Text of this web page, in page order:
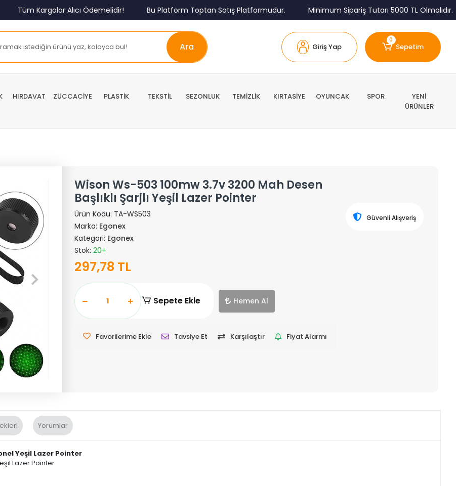
Tüm Kargolar Alıcı Ödemelidir! Bu Platform Toptan Satış Platformudur. Minimum Sipariş Tutarı 5000 TL Olmalıdır.
Ara Giriş Yap
0
Sepetim
HIRDAVAT ZÜCCACİYE PLASTİK TEKSTİL SEZONLUK TEMİZLİK KIRTASİYE OYUNCAK SPOR
YENİ
ÜRÜNLER
Wison Ws-503 100mw 3.7v 3200 Mah Desen
Başlıklı Şarjlı Yeşil Lazer Pointer
Ürün Kodu: TA-WS503
Marka: Egonex
Kategori: Egonex
Stok: 20+
297,78 TL
Sepete Ekle Hemen Al
Favorilerime Ekle Tavsiye Et Karşılaştır Fiyat Alarmı
Güvenli Alışveriş
Yorumlar
Yeşil Lazer Pointer
Lazer Pointer